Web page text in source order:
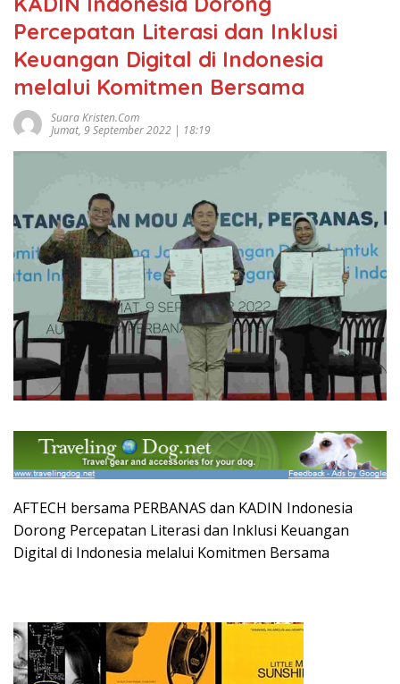
Percepatan Literasi dan Inklusi
Keuangan Digital di Indonesia
melalui Komitmen Bersama
Suara Kristen.com
Jumat, 9 September 2022 | 18:19
AFTECH bersama PERBANAS dan KADIN Indonesia
Dorong Percepatan Literasi dan Inklusi Keuangan
Digital di Indonesia melalui Komitmen Bersama